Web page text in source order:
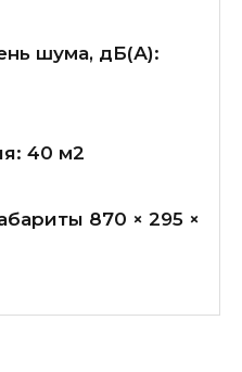
шума, дБ(А):
40 м2
870 × 295 ×